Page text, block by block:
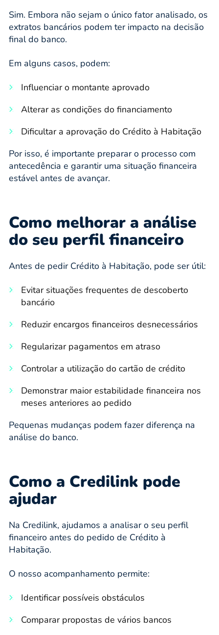
Sim. Embora não sejam o único fator analisado, os
extratos bancários podem ter impacto na decisão
final do banco.
Em alguns casos, podem:
Influenciar o montante aprovado
Alterar as condições do financiamento
Dificultar a aprovação do Crédito à Habitação
Por isso, é importante preparar o processo com
antecedência e garantir uma situação financeira
estável antes de avançar.
Como melhorar a análise
do seu perfil financeiro
Antes de pedir Crédito à Habitação, pode ser útil:
Evitar situações frequentes de descoberto
bancário
Reduzir encargos financeiros desnecessários
Regularizar pagamentos em atraso
Controlar a utilização do cartão de crédito
Demonstrar maior estabilidade financeira nos
meses anteriores ao pedido
Pequenas mudanças podem fazer diferença na
análise do banco.
Como a Credilink pode
ajudar
Na Credilink, ajudamos a analisar o seu perfil
financeiro antes do pedido de Crédito à
Habitação.
O nosso acompanhamento permite:
Identificar possíveis obstáculos
Comparar propostas de vários bancos